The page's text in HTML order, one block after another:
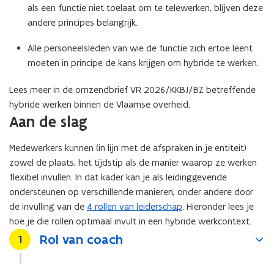
als een functie niet toelaat om te telewerken, blijven deze
andere principes belangrijk.
Alle personeelsleden van wie de functie zich ertoe leent
moeten in principe de kans krijgen om hybride te werken.
Lees meer in de omzendbrief VR 2026/KKBJ/BZ betreffende
hybride werken binnen de Vlaamse overheid.
Aan de slag
Medewerkers kunnen (in lijn met de afspraken in je entiteit)
zowel de plaats, het tijdstip als de manier waarop ze werken
flexibel invullen. In dat kader kan je als leidinggevende
ondersteunen op verschillende manieren, onder andere door
de invulling van de 4 rollen van leiderschap. Hieronder lees je
hoe je die rollen optimaal invult in een hybride werkcontext.
Stap
1 Rol van coach